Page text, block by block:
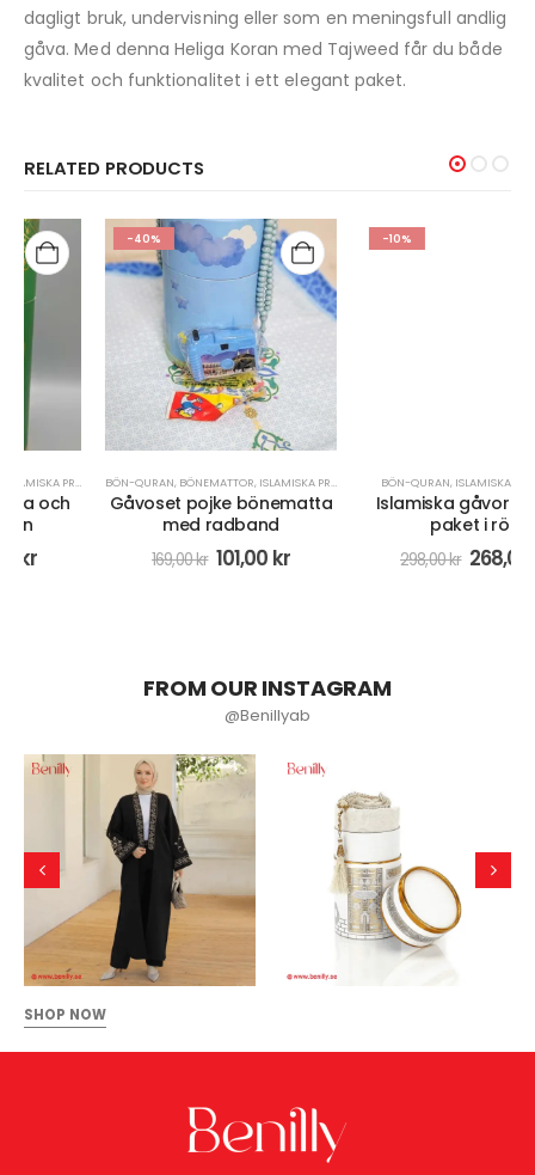
dagligt bruk, undervisning eller som en meningsfull andlig
gåva. Med denna Heliga Koran med Tajweed får du både
kvalitet och funktionalitet i ett elegant paket.
RELATED PRODUCTS
-40%
BÖN-QURAN BÖNEMATTOR, ISLAMISKA PRESENTER ,RADBAND/MISBAHA
Gåvoset pojke bönematta
med radband
101,00kr
-10%
BÖN-QURAN ISLAMISKA PRESENTER
Islamiska gåvor 3-delat
paket i rött
268,00kr
FROM OUR INSTAGRAM
@Benillyab
SHOP NOW